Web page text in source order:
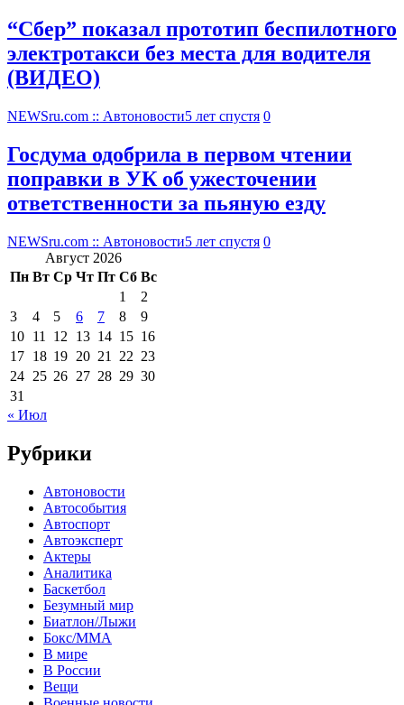
“Сбер” показал прототип беспилотного
электротакси без места для водителя
(ВИДЕО)
NEWSru.com :: Автоновости5 лет спустя 0
Госдума одобрила в первом чтении
поправки в УК об ужесточении
ответственности за пьяную езду
NEWSru.com :: Автоновости5 лет спустя 0
Август 2026
Пн Вт Ср Чт Пт Сб Вс
1
2
3
4 5 6 7 8
9
10 11 12 13 14 15 16
17 18 19 20 21 22 23
24 25 26 27 28 29 30
31
« Июл
Рубрики
Автоновости
Автособытия
Автоспорт
Автоэксперт
Актеры
Аналитика
Баскетбол
Безумный мир
Биатлон/Лыжи
Бокс/MMA
В мире
В России
Вещи